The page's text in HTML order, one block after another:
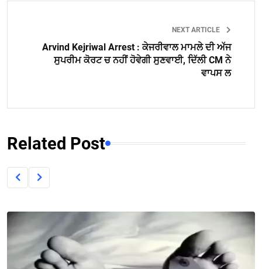
NEXT ARTICLE
Arvind Kejriwal Arrest : ਕੇਜਰੀਵਾਲ ਮਾਮਲੇ ਦੀ ਅੱਜ
ਸੁਪਰੀਮ ਕੋਰਟ ਚ ਨਹੀਂ ਹੋਵੇਗੀ ਸੁਣਵਾਈ, ਦਿੱਲੀ CM ਨੇ
ਵਾਪਸ ਲ
Related Post